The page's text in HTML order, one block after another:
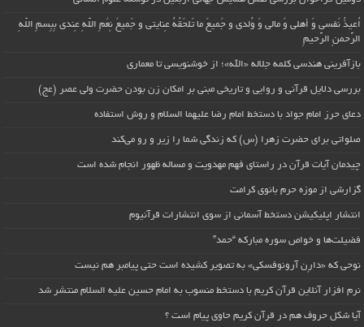
اُعیذُ نَفسی وَ أهلی وَ مالی وَ وُلدی و جَمیعَ ما تَلحَقُهُ عِنایتی و جَمیعَ نِعَمِ اللّهِ عِندی بِبِسمِ اللّهِ
الرَّحمنِ الرَّحیمِ
بازآفرینی هندسی کلمه جلاله «الله»؛ از خوشنویسی تا معماری
بررسی دلایل قرآنی و روایی و تاریخی مبنی بر امکان زن بودن حضرت ولی عصر (عج)
دعای حرز امام جواد با دستخط امام رضا علیهما السلام و روش استفاده
صلواتی برای حضرت زهرا (س) که زندگی شما را زیر و رو می‌کند
چیدمان آیات قرآن در راستای فهم مهدویت و مساله ظهور انجام شده است
گزارشی از موزه حرم بانوی کرامت
انتشار اپلیکیشن دستخط آسمانی از سوی انتشارات قرآنیوم
فضیلت‌ها و خواص سوره مبارکه “حمد”
نوحی که «دارِن آرونوفسکی» به تصویر کشیده است حتی پیامبر هم نیست
نرم افزار آنلاین قرآن کریم با دستخط منسوب به امام حسین علیه السلام منتشر شد
آیا شکل حروف هم در قرآن کریم حاوی پیام است ؟